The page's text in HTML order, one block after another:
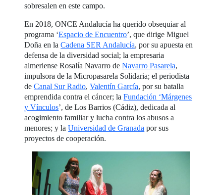
sobresalen en este campo.
En 2018, ONCE Andalucía ha querido obsequiar al
programa ‘Espacio de Encuentro’, que dirige Miguel
Doña en laCadena SER Andalucía, por su apuesta en
defensa de la diversidad social; la empresaria
almeriense Rosalía Navarro deNavarro Pasarela,
impulsora de la Micropasarela Solidaria; el periodista
deCanal Sur Radio,Valentín García, por su batalla
emprendida contra el cáncer; laFundación ‘Márgenes
y Vínculos’, de Los Barrios (Cádiz), dedicada al
acogimiento familiar y lucha contra los abusos a
menores; y laUniversidad de Granada por sus
proyectos de cooperación.